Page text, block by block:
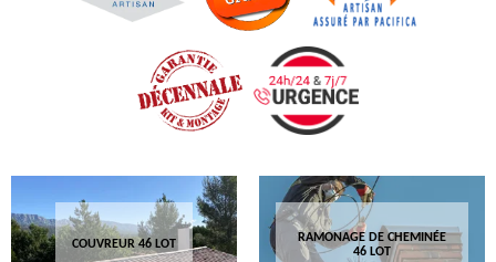
COUVREUR 46 LOT
RAMONAGE DE CHEMINÉE
46 LOT